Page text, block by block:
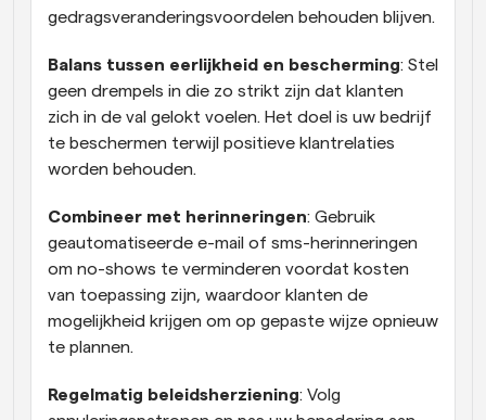
gedragsveranderingsvoordelen behouden blijven.
Balans tussen eerlijkheid en bescherming: Stel
geen drempels in die zo strikt zijn dat klanten
zich in de val gelokt voelen. Het doel is uw bedrijf
te beschermen terwijl positieve klantrelaties
worden behouden.
Combineer met herinneringen: Gebruik
geautomatiseerde e-mail of sms-herinneringen
om no-shows te verminderen voordat kosten
van toepassing zijn, waardoor klanten de
mogelijkheid krijgen om op gepaste wijze opnieuw
te plannen.
Regelmatig beleidsherziening: Volg